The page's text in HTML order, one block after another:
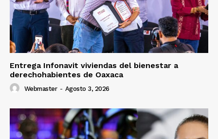
Entrega Infonavit viviendas del bienestar a
derechohabientes de Oaxaca
Webmaster - Agosto 3, 2026